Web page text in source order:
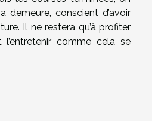
demeure, conscient d’avoir
Il ne restera qu’à profiter
comme cela se